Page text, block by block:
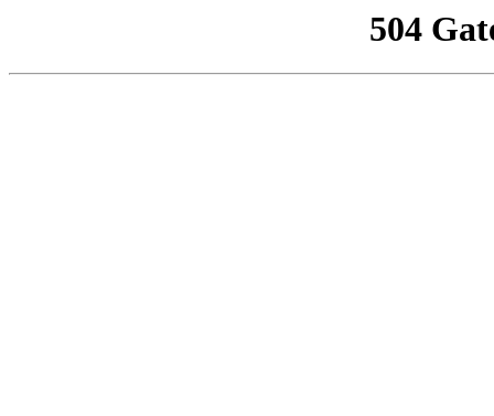
504